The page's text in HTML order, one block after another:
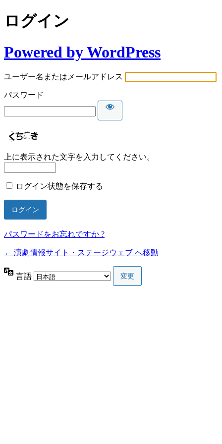
ログイン
Powered by WordPress
ユーザー名またはメールアドレス
パスワード
上に表示された文字を入力してください。
ログイン状態を保存する
パスワードをお忘れですか ?
← 演劇情報サイト・ステージウェブ へ移動
言語